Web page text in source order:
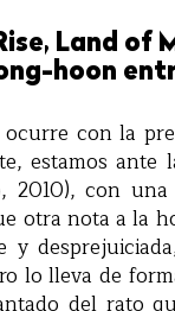
Land of
hoon
con la
estamos
2010), con
otra nota a la
y
lo lleva de